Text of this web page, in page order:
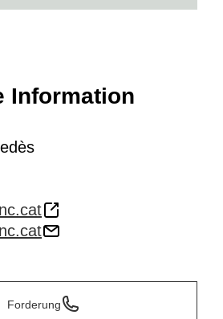
Information
Forderung